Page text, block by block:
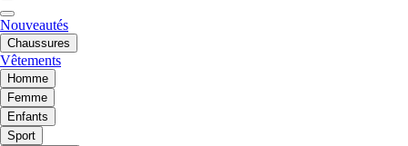
Nouveautés
Chaussures
Vêtements
Homme
Femme
Enfants
Sport